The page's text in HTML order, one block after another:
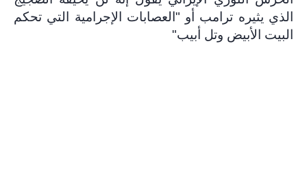
الذي يثيره ترامب أو "العصابات الإجرامية التي تحكم
البيت الأبيض وتل أبيب"